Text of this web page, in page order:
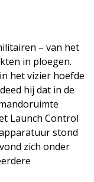
– van het
in ploegen.
het vizier hoefde
hij dat in de
Launch Control
stond
zich onder